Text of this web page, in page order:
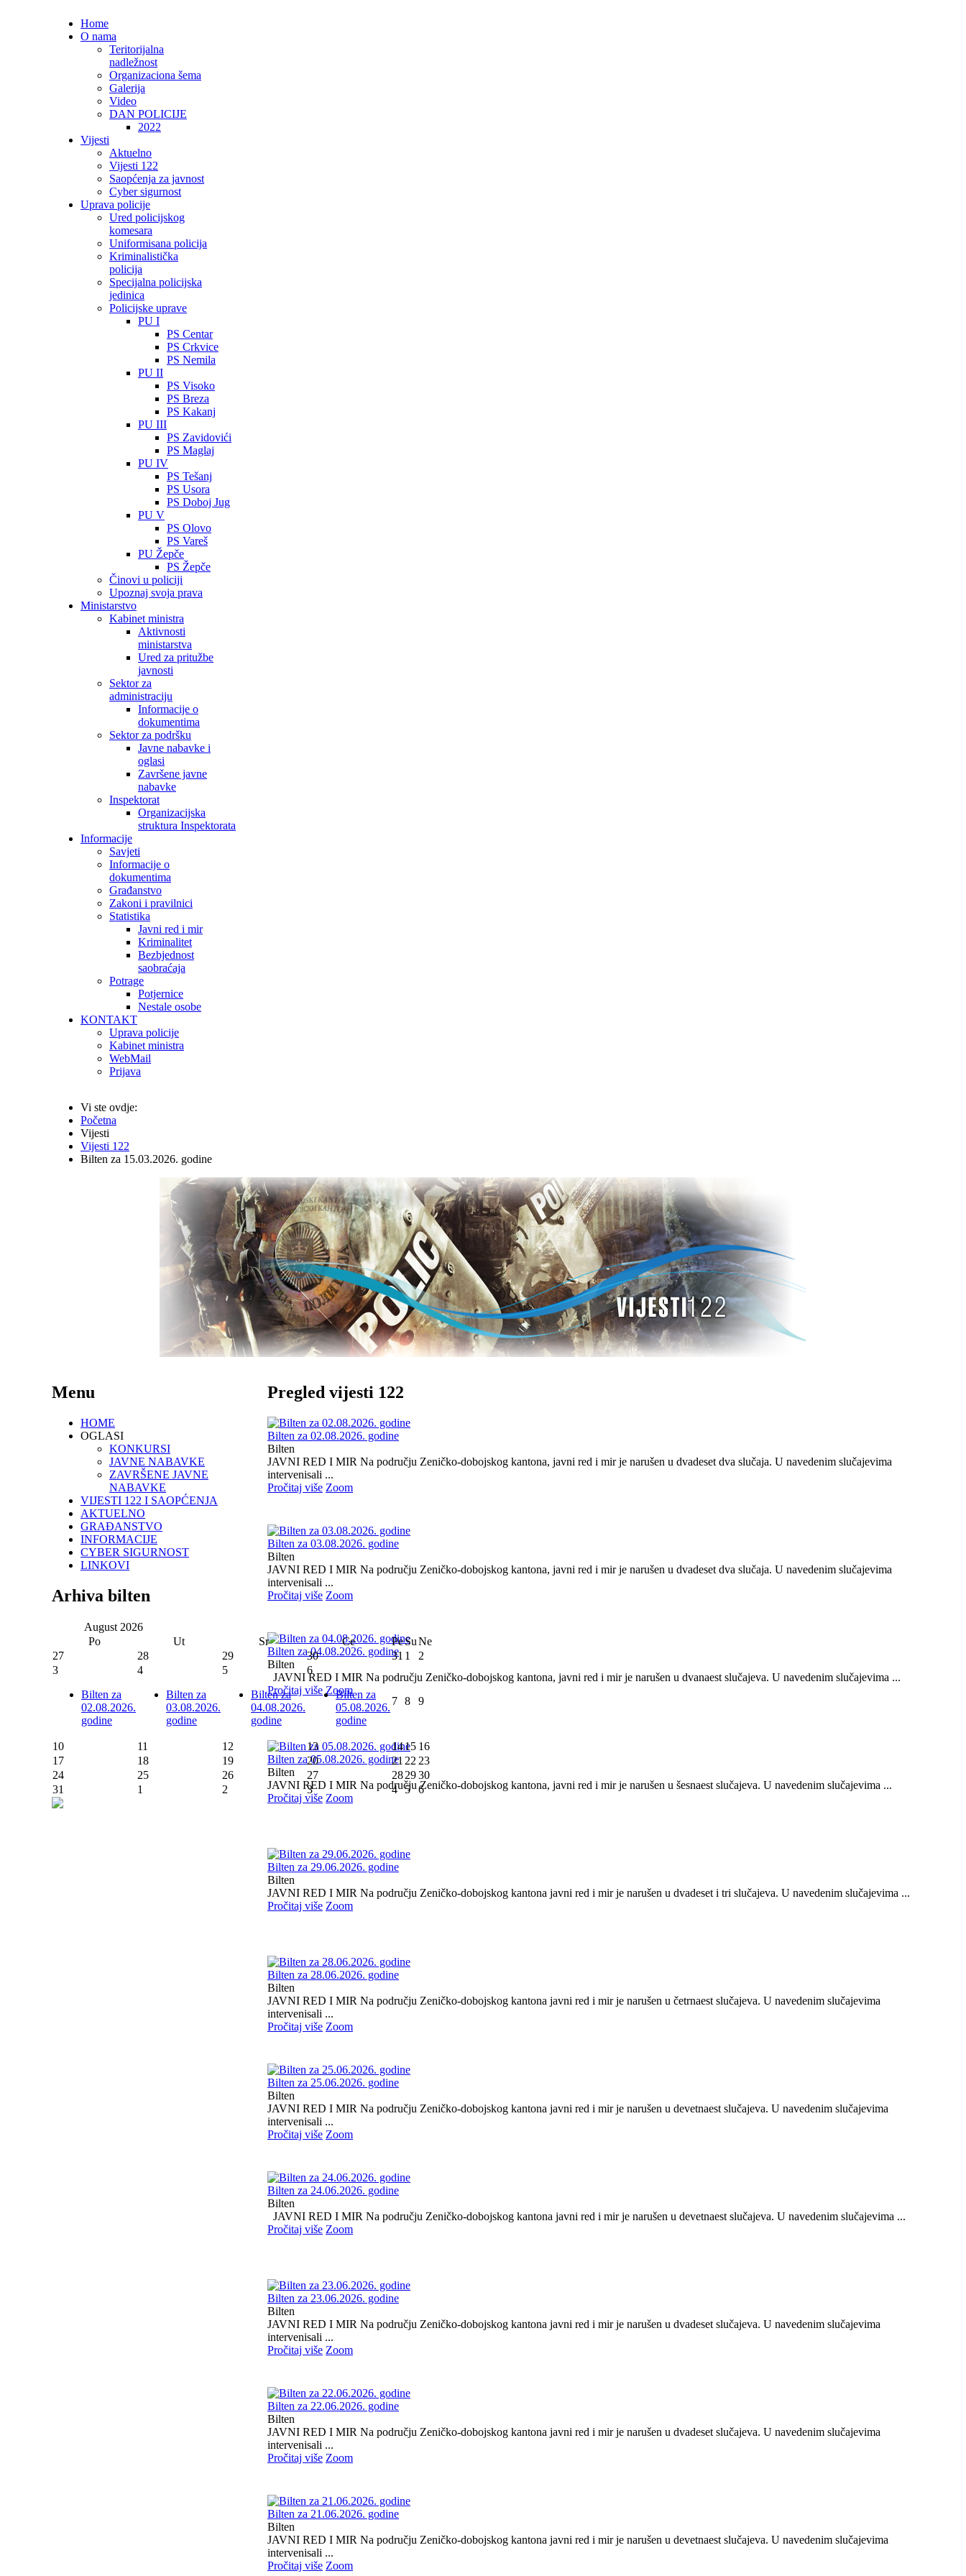
Home
O nama
Teritorijalna
nadležnost
Organizaciona šema
Galerija
Video
DAN POLICIJE
2022
Vijesti
Aktuelno
Vijesti 122
Saopćenja za javnost
Cyber sigurnost
Uprava policije
Ured policijskog
komesara
Uniformisana policija
Kriminalistička
policija
Specijalna policijska
jedinica
Policijske uprave
PU I
PS Centar
PS Crkvice
PS Nemila
PU II
PS Visoko
PS Breza
PS Kakanj
PU III
PS Zavidovići
PS Maglaj
PU IV
PS Tešanj
PS Usora
PS Doboj Jug
PU V
PS Olovo
PS Vareš
PU Žepče
PS Žepče
Činovi u policiji
Upoznaj svoja prava
Ministarstvo
Kabinet ministra
Aktivnosti
ministarstva
Ured za pritužbe
javnosti
Sektor za
administraciju
Informacije o
dokumentima
Sektor za podršku
Javne nabavke i
oglasi
Završene javne
nabavke
Inspektorat
Organizacijska
struktura Inspektorata
Informacije
Savjeti
Informacije o
dokumentima
Građanstvo
Zakoni i pravilnici
Statistika
Javni red i mir
Kriminalitet
Bezbjednost
saobraćaja
Potrage
Potjernice
Nestale osobe
KONTAKT
Uprava policije
Kabinet ministra
WebMail
Prijava
Vi ste ovdje:
Početna
Vijesti
Vijesti 122
Bilten za 15.03.2026. godine
Pregled vijesti 122
Bilten za 02.08.2026. godine
Bilten
JAVNI RED I MIR Na području Zeničko-dobojskog kantona, javni red i mir je narušen u dvadeset dva slučaja. U navedenim slučajevima
intervenisali ...
Pročitaj više Zoom
Bilten za 03.08.2026. godine
Bilten
JAVNI RED I MIR Na području Zeničko-dobojskog kantona, javni red i mir je narušen u dvadeset dva slučaja. U navedenim slučajevima
intervenisali ...
Pročitaj više Zoom
Bilten za 04.08.2026. godine
Bilten
JAVNI RED I MIR Na području Zeničko-dobojskog kantona, javni red i mir je narušen u dvanaest slučajeva. U navedenim slučajevima ...
Pročitaj više Zoom
Bilten za 05.08.2026. godine
Bilten
JAVNI RED I MIR Na području Zeničko-dobojskog kantona, javni red i mir je narušen u šesnaest slučajeva. U navedenim slučajevima ...
Pročitaj više Zoom
Bilten za 29.06.2026. godine
Bilten
JAVNI RED I MIR Na području Zeničko-dobojskog kantona javni red i mir je narušen u dvadeset i tri slučajeva. U navedenim slučajevima ...
Pročitaj više Zoom
Bilten za 28.06.2026. godine
Bilten
JAVNI RED I MIR Na području Zeničko-dobojskog kantona javni red i mir je narušen u četrnaest slučajeva. U navedenim slučajevima
intervenisali ...
Pročitaj više Zoom
Bilten za 25.06.2026. godine
Bilten
JAVNI RED I MIR Na području Zeničko-dobojskog kantona javni red i mir je narušen u devetnaest slučajeva. U navedenim slučajevima
intervenisali ...
Pročitaj više Zoom
Bilten za 24.06.2026. godine
Bilten
JAVNI RED I MIR Na području Zeničko-dobojskog kantona javni red i mir je narušen u devetnaest slučajeva. U navedenim slučajevima ...
Pročitaj više Zoom
Bilten za 23.06.2026. godine
Bilten
JAVNI RED I MIR Na području Zeničko-dobojskog kantona javni red i mir je narušen u dvadeset slučajeva. U navedenim slučajevima
intervenisali ...
Pročitaj više Zoom
Bilten za 22.06.2026. godine
Bilten
JAVNI RED I MIR Na području Zeničko-dobojskog kantona javni red i mir je narušen u dvadeset slučajeva. U navedenim slučajevima
intervenisali ...
Pročitaj više Zoom
Bilten za 21.06.2026. godine
Bilten
JAVNI RED I MIR Na području Zeničko-dobojskog kantona javni red i mir je narušen u devetnaest slučajeva. U navedenim slučajevima
intervenisali ...
Pročitaj više Zoom
Menu
HOME
OGLASI
KONKURSI
JAVNE NABAVKE
ZAVRŠENE JAVNE
NABAVKE
VIJESTI 122 I SAOPĆENJA
AKTUELNO
GRAĐANSTVO
INFORMACIJE
CYBER SIGURNOST
LINKOVI
Arhiva bilten
August 2026
Po
Ut Sr Ce PeSuNe
27
28 29 30 31 1
2
3
Bilten za
02.08.2026.
godine
4
Bilten za
03.08.2026.
godine
5
Bilten za
04.08.2026.
godine
6
Bilten za
05.08.2026.
godine
7 8 9
10 11 12 13 1415 16
17
18 19 20 21 22 23
24
25 26 27 282930
31
1 2 3 4 5 6